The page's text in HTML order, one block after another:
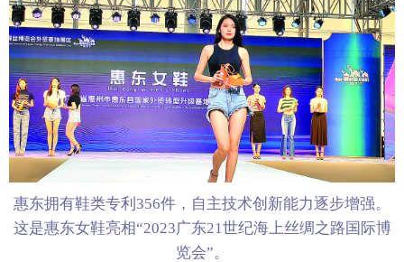
惠东拥有鞋类专利356件，自主技术创新能力逐步增强。
这是惠东女鞋亮相“2023广东21世纪海上丝绸之路国际博
览会”。